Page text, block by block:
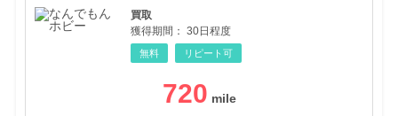
買取
獲得期間： 30日程度
無料 リピート可
720